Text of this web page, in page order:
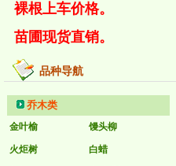
裸根上车价格。
苗圃现货直销。
品种导航
乔木类
金叶榆 馒头柳
火炬树 白蜡